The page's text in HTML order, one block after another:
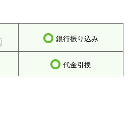
銀行振り込み
代金引換